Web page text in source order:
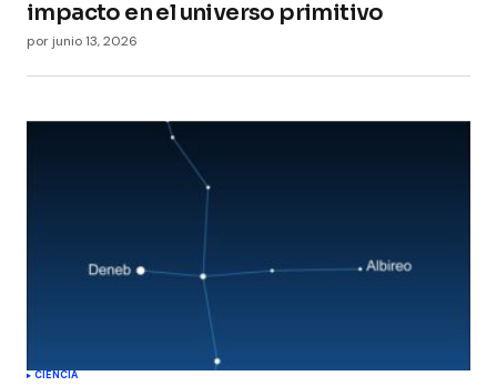
impacto en el universo primitivo
por junio 13, 2026
CIENCIA